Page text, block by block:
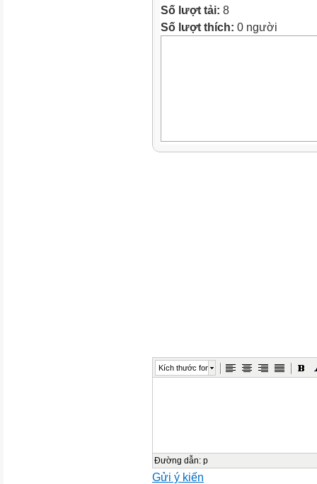
Số lượt tải: 8
Số lượt thích: 0 người
Kích thước font
Đường dẫn: p
Gửi ý kiến